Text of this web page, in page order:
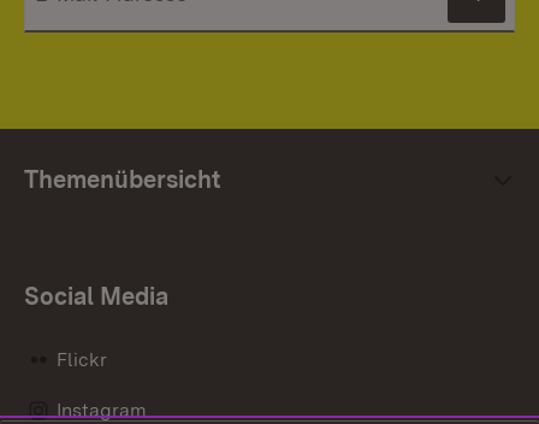
Themenübersicht
Social Media
Flickr
Instagram